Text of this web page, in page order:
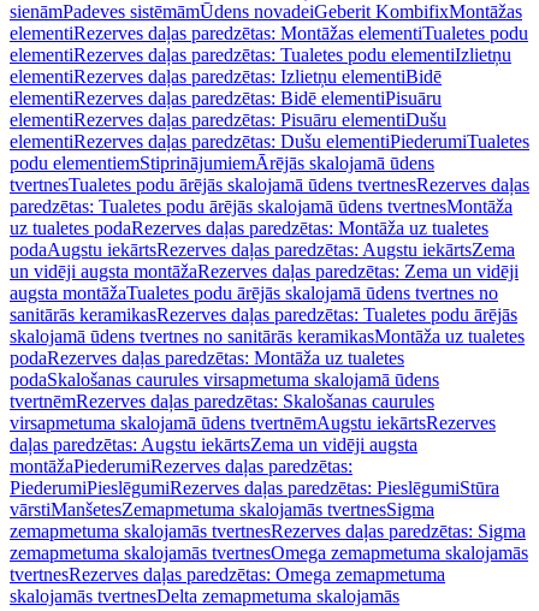
sienāmPadeves sistēmāmŪdens novadeiGeberit KombifixMontāžas
elementiRezerves daļas paredzētas: Montāžas elementiTualetes podu
elementiRezerves daļas paredzētas: Tualetes podu elementiIzlietņu
elementiRezerves daļas paredzētas: Izlietņu elementiBidē
elementiRezerves daļas paredzētas: Bidē elementiPisuāru
elementiRezerves daļas paredzētas: Pisuāru elementiDušu
elementiRezerves daļas paredzētas: Dušu elementiPiederumiTualetes
podu elementiemStiprinājumiemĀrējās skalojamā ūdens
tvertnesTualetes podu ārējās skalojamā ūdens tvertnesRezerves daļas
paredzētas: Tualetes podu ārējās skalojamā ūdens tvertnesMontāža
uz tualetes podaRezerves daļas paredzētas: Montāža uz tualetes
podaAugstu iekārtsRezerves daļas paredzētas: Augstu iekārtsZema
un vidēji augsta montāžaRezerves daļas paredzētas: Zema un vidēji
augsta montāžaTualetes podu ārējās skalojamā ūdens tvertnes no
sanitārās keramikasRezerves daļas paredzētas: Tualetes podu ārējās
skalojamā ūdens tvertnes no sanitārās keramikasMontāža uz tualetes
podaRezerves daļas paredzētas: Montāža uz tualetes
podaSkalošanas caurules virsapmetuma skalojamā ūdens
tvertnēmRezerves daļas paredzētas: Skalošanas caurules
virsapmetuma skalojamā ūdens tvertnēmAugstu iekārtsRezerves
daļas paredzētas: Augstu iekārtsZema un vidēji augsta
montāžaPiederumiRezerves daļas paredzētas:
PiederumiPieslēgumiRezerves daļas paredzētas: PieslēgumiStūra
vārstiManšetesZemapmetuma skalojamās tvertnesSigma
zemapmetuma skalojamās tvertnesRezerves daļas paredzētas: Sigma
zemapmetuma skalojamās tvertnesOmega zemapmetuma skalojamās
tvertnesRezerves daļas paredzētas: Omega zemapmetuma
skalojamās tvertnesDelta zemapmetuma skalojamās